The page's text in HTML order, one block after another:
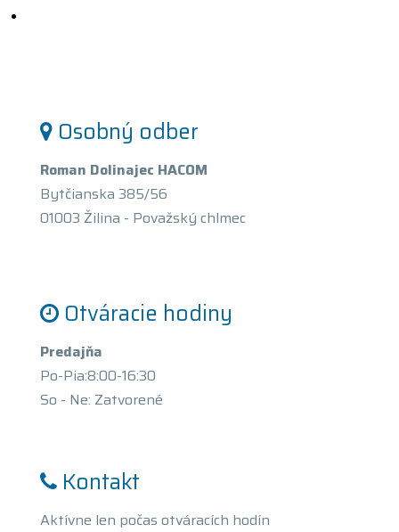
Osobný odber
Roman Dolinajec HACOM
Bytčianska 385/56
01003 Žilina - Považský chlmec
Otváracie hodiny
Predajňa
Po-Pia:8:00-16:30
So - Ne: Zatvorené
Kontakt
Aktívne len počas otváracích hodín